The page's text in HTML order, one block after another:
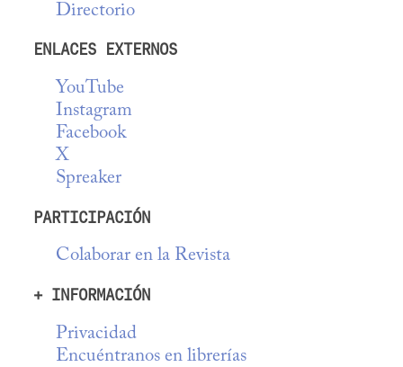
Directorio
ENLACES EXTERNOS
YouTube
Instagram
Facebook
X
Spreaker
PARTICIPACIÓN
Colaborar en la Revista
+ INFORMACIÓN
Privacidad
Encuéntranos en librerías